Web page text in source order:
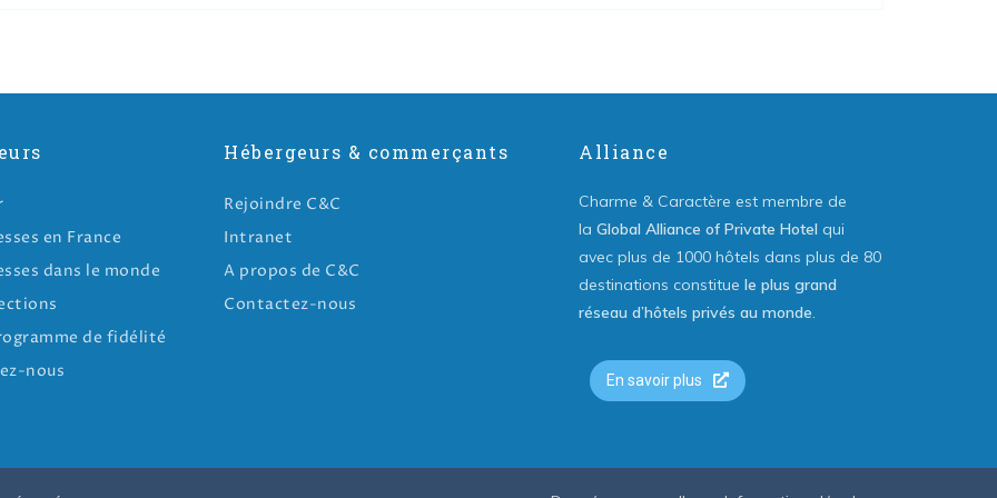
en France
dans le monde
de fidélité
nous
Hébergeurs & commerçants
Rejoindre C&C
Intranet
A propos de C&C
Contactez-nous
Alliance
Charme & Caractère est membre de
laGlobal Alliance of Private Hotel qui
avec plus de 1000 hôtels dans plus de 80
destinations constituele plus grand
réseau d’hôtels privés au monde.
En savoir plus